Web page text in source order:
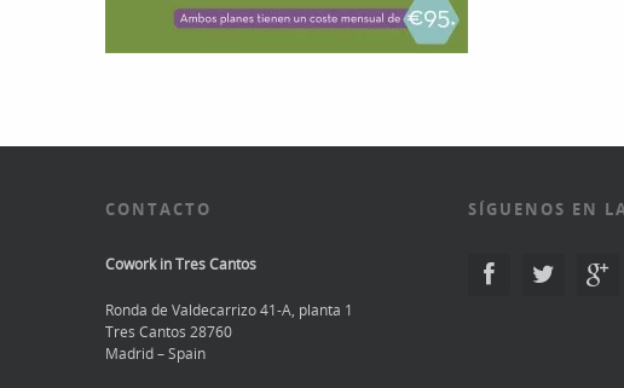
CONTACTO
Cowork in Tres Cantos
Ronda de Valdecarrizo 41-A, planta 1
Tres Cantos 28760
Madrid – Spain
SÍGUENOS EN